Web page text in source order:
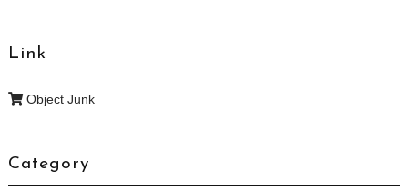
Link
Object Junk
Category